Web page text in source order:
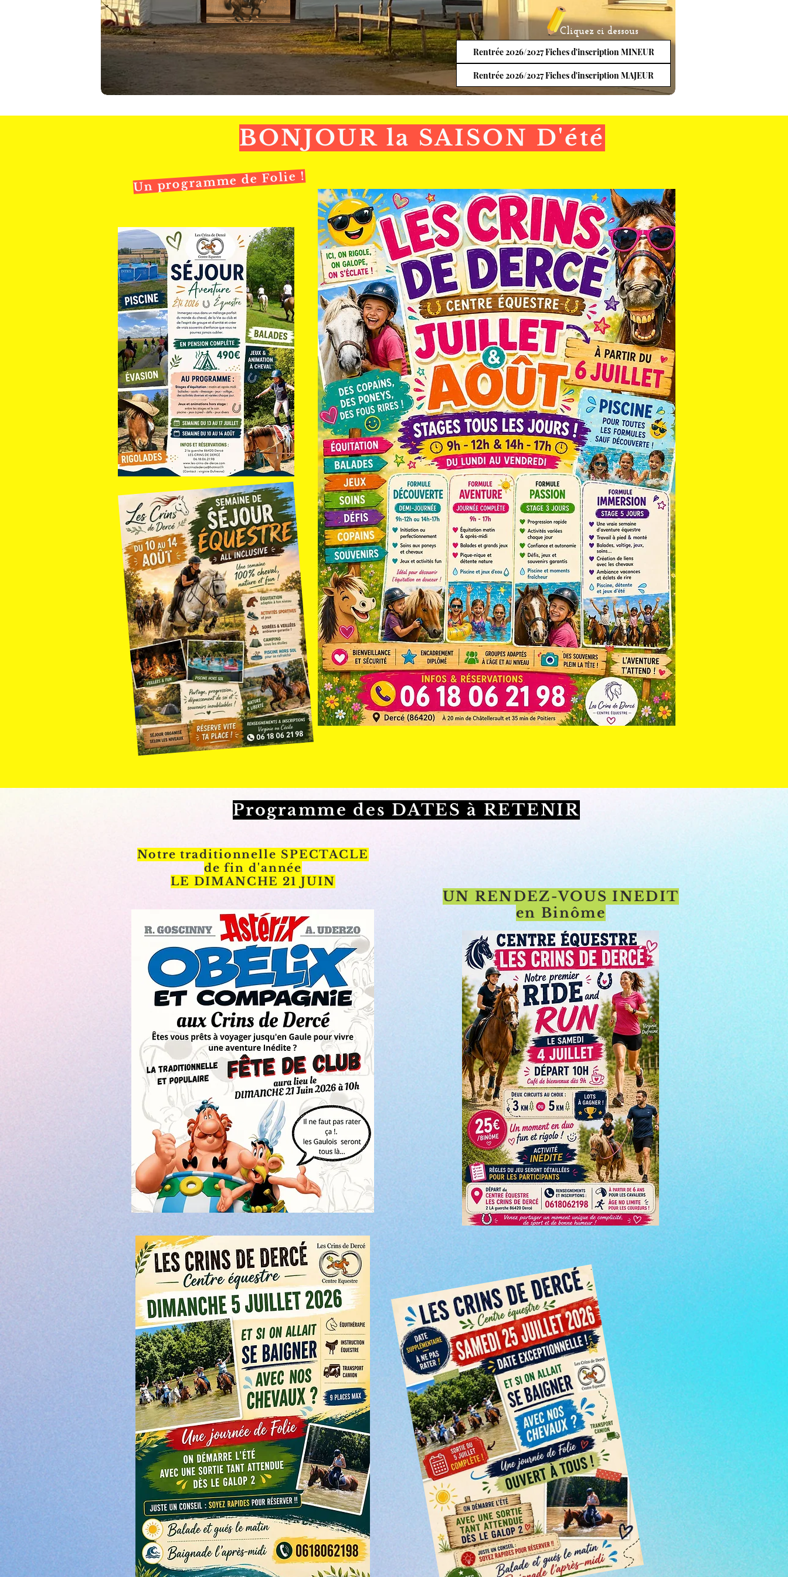
Rentrée 2026/2027 Fiches d'inscription MINEUR
Cliquez ci dessous
Rentrée 2026/2027 Fiches d'inscription MAJEUR
BONJOUR la SAISON D'été
Un programme de Folie !
Programme des DATES à RETENIR
Notre traditionnelle SPECTACLE
de fin d'année
LE DIMANCHE 21 JUIN
UN RENDEZ-VOUS INEDIT
en Binôme